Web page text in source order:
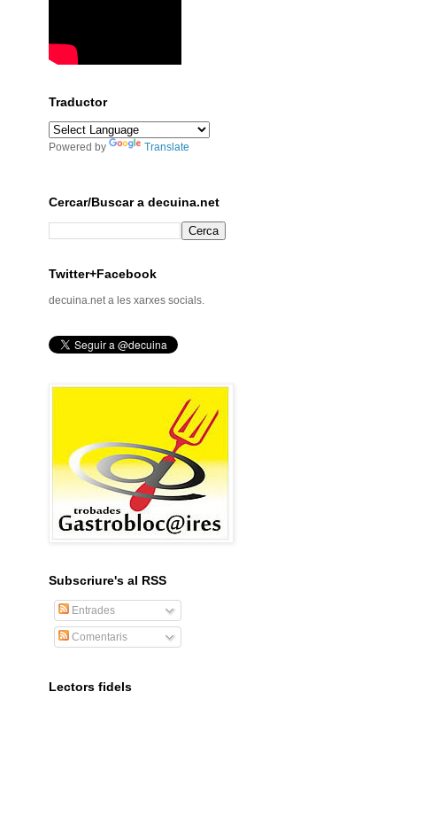
Traductor
Powered by Translate
Cercar/Buscar a decuina.net
Twitter+Facebook
decuina.net a les xarxes socials.
Subscriure's al RSS
Entrades
Comentaris
Lectors fidels